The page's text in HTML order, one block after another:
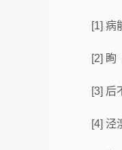
[1] 病
[2] 眴
[3] 后
[4] 泾